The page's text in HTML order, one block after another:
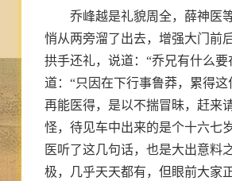
乔峰越是礼貌周全，薛神医
悄从两旁溜了出去，增强大门前
拱手还礼，说道：“乔兄有什么
道：“只因在下行事鲁莽，累得
再能医得，是以不揣冒昧，赶来
怪，待见车中出来的是个十六七
医听了这几句话，也是大出意料
极，几乎天天都有，但眼前大家